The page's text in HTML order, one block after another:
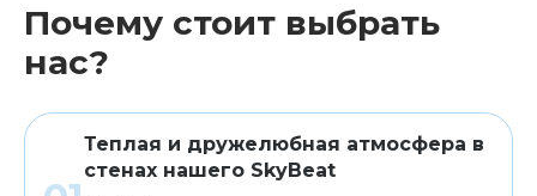
Почему стоит выбрать
нас?
Теплая и дружелюбная атмосфера в
стенах нашего SkyBeat